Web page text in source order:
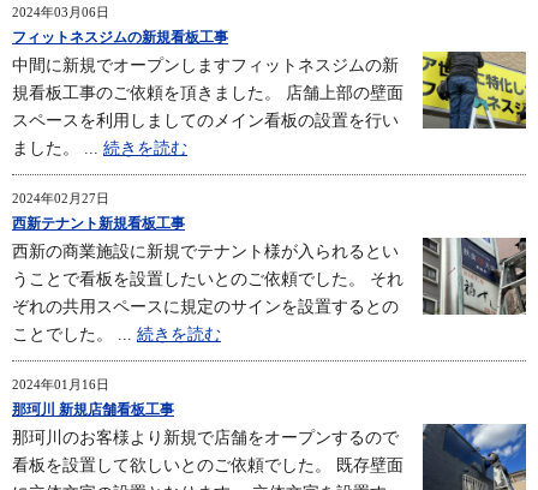
2024年03月06日
フィットネスジムの新規看板工事
中間に新規でオープンしますフィットネスジムの新
規看板工事のご依頼を頂きました。 店舗上部の壁面
スペースを利用しましてのメイン看板の設置を行い
ました。 ... 続きを読む
2024年02月27日
西新テナント新規看板工事
西新の商業施設に新規でテナント様が入られるとい
うことで看板を設置したいとのご依頼でした。 それ
ぞれの共用スペースに規定のサインを設置するとの
ことでした。 ... 続きを読む
2024年01月16日
那珂川 新規店舗看板工事
那珂川のお客様より新規で店舗をオープンするので
看板を設置して欲しいとのご依頼でした。 既存壁面